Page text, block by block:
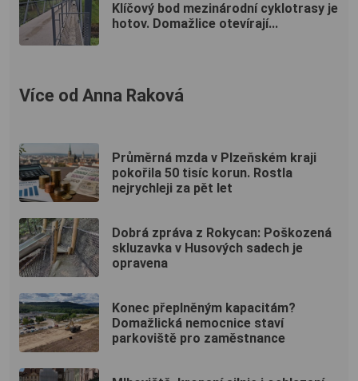
Klíčový bod mezinárodní cyklotrasy je
hotov. Domažlice otevírají...
Více od Anna Raková
Průměrná mzda v Plzeňském kraji
pokořila 50 tisíc korun. Rostla
nejrychleji za pět let
Dobrá zpráva z Rokycan: Poškozená
skluzavka v Husových sadech je
opravena
Konec přeplněným kapacitám?
Domažlická nemocnice staví
parkoviště pro zaměstnance